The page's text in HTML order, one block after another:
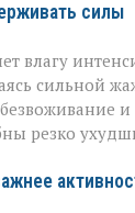
силы
влагу
сильной
резко